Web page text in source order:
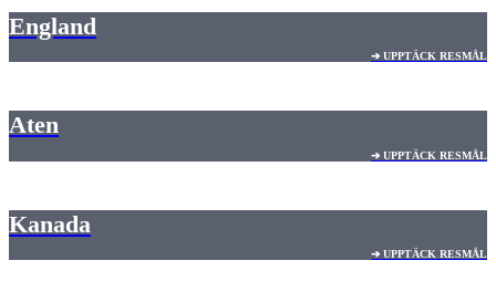
England
➔ UPPTÄCK RESMÅL
Aten
➔ UPPTÄCK RESMÅL
Kanada
➔ UPPTÄCK RESMÅL